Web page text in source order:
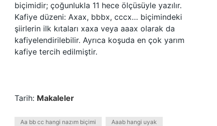
biçimidir; çoğunlukla 11 hece ölçüsüyle yazılır.
Kafiye düzeni: Axax, bbbx, cccx… biçimindeki
şiirlerin ilk kıtaları xaxa veya aaax olarak da
kafiyelendirilebilir. Ayrıca koşuda en çok yarım
kafiye tercih edilmiştir.
Tarih: Makaleler
Aa bb cc hangi nazım biçimi Aaab hangi uyak